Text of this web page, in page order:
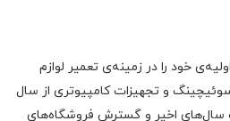
خود را در زمینه‌‌ی تعمیر لوازم
و تجهیزات کامپیوتری از سال
سال‌های اخیر و گسترش فروشگاه‌های